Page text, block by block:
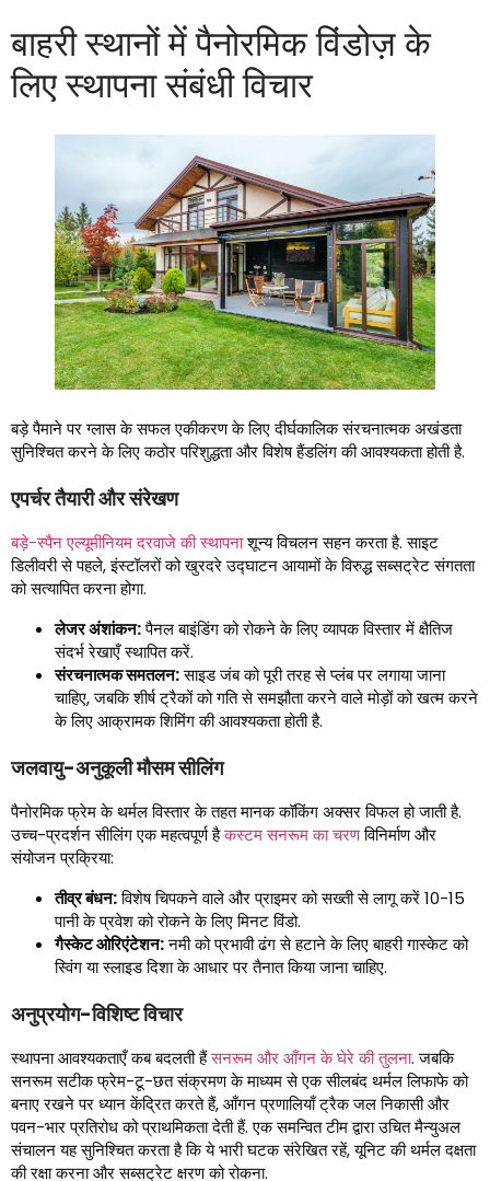
बाहरी स्थानों में पैनोरमिक विंडोज़ के
लिए स्थापना संबंधी विचार
बड़े पैमाने पर ग्लास के सफल एकीकरण के लिए दीर्घकालिक संरचनात्मक अखंडता
सुनिश्चित करने के लिए कठोर परिशुद्धता और विशेष हैंडलिंग की आवश्यकता होती है.
एपर्चर तैयारी और संरेखण
बड़े-स्पैन एल्यूमीनियम दरवाजे की स्थापनाशून्य विचलन सहन करता है. साइट
डिलीवरी से पहले, इंस्टॉलरों को खुरदरे उद्घाटन आयामों के विरुद्ध सब्सट्रेट संगतता
को सत्यापित करना होगा.
लेजर अंशांकन:पैनल बाइंडिंग को रोकने के लिए व्यापक विस्तार में क्षैतिज
संदर्भ रेखाएँ स्थापित करें.
संरचनात्मक समतलन:साइड जंब को पूरी तरह से प्लंब पर लगाया जाना
चाहिए, जबकि शीर्ष ट्रैकों को गति से समझौता करने वाले मोड़ों को खत्म करने
के लिए आक्रामक शिमिंग की आवश्यकता होती है.
जलवायु-अनुकूली मौसम सीलिंग
पैनोरमिक फ्रेम के थर्मल विस्तार के तहत मानक कॉकिंग अक्सर विफल हो जाती है.
उच्च-प्रदर्शन सीलिंग एक महत्वपूर्ण हैकस्टम सनरूम का चरणविनिर्माण और
संयोजन प्रक्रिया:
तीव्र बंधन:विशेष चिपकने वाले और प्राइमर को सख्ती से लागू करें 10-15
पानी के प्रवेश को रोकने के लिए मिनट विंडो.
गैस्केट ओरिएंटेशन:नमी को प्रभावी ढंग से हटाने के लिए बाहरी गास्केट को
स्विंग या स्लाइड दिशा के आधार पर तैनात किया जाना चाहिए.
अनुप्रयोग-विशिष्ट विचार
स्थापना आवश्यकताएँ कब बदलती हैंसनरूम और आँगन के घेरे की तुलना. जबकि
सनरूम सटीक फ्रेम-टू-छत संक्रमण के माध्यम से एक सीलबंद थर्मल लिफाफे को
बनाए रखने पर ध्यान केंद्रित करते हैं, आँगन प्रणालियाँ ट्रैक जल निकासी और
पवन-भार प्रतिरोध को प्राथमिकता देती हैं. एक समन्वित टीम द्वारा उचित मैन्युअल
संचालन यह सुनिश्चित करता है कि ये भारी घटक संरेखित रहें, यूनिट की थर्मल दक्षता
की रक्षा करना और सब्सट्रेट क्षरण को रोकना.